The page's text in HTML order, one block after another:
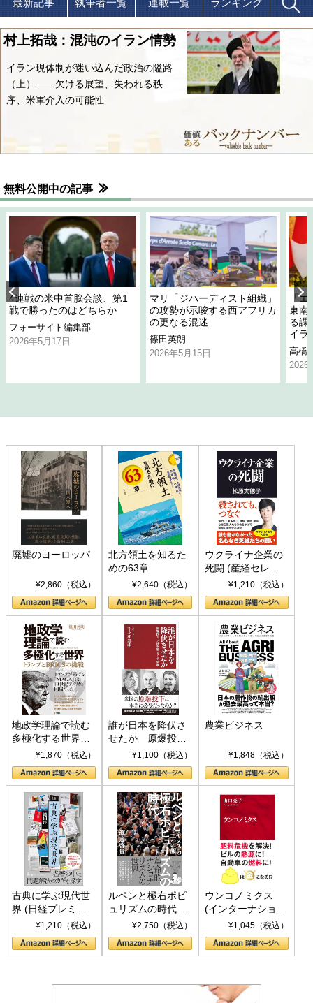
最新記事 執筆者一覧 連載一覧 ランキング
村上拓哉：混沌のイラン情勢
イラン現体制が迷い込んだ政治の隘路
（上）――欠ける展望、失われる秩
序、米軍介入の可能性
無料公開中の記事
4連戦の米中首脳会談、第1
戦で勝ったのはどちらか
フォーサイト編集部
2026年5月17日
マリ「ジハーディスト組織」
の攻勢が示唆する西アフリカ
の更なる混迷
篠田英朗
2026年5月15日
「
東南
る課
イラ
高橋
2026
廃墟のヨーロッパ
¥2,860（税込）
北方領土を知るた
めの63章
¥2,640（税込）
ウクライナ企業の
死闘 (産経セレク
ト S 039)¥1,210（税込）
地政学理論で読む
多極化する世界：
トランプとBRICS
の挑戦
¥1,870（税込）
誰が日本を降伏さ
せたか 原爆投
下、ソ連参戦、そ
して聖断 (PHP新
書)
¥1,100（税込）
農業ビジネス
¥1,848（税込）
古典に学ぶ現代世
界 (日経プレミア
シリーズ)¥1,210（税込）
ルペンと極右ポピ
ュリズムの時代：
〈ヤヌス〉の二つ
の顔
¥2,750（税込）
ウンコノミクス
(インターナショナ
ル新書)¥1,045（税込）